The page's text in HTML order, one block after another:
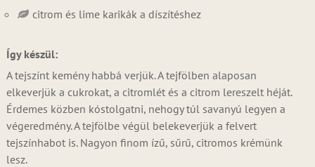
citrom és lime karikák a díszítéshez
Így készül:
A tejszínt kemény habbá verjük. A tejfölben alaposan
elkeverjük a cukrokat, a citromlét és a citrom lereszelt héját.
Érdemes közben kóstolgatni, nehogy túl savanyú legyen a
végeredmény. A tejfölbe végül belekeverjük a felvert
tejszínhabot is. Nagyon finom ízű, sűrű, citromos krémünk
lesz.